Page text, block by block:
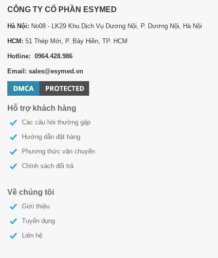
CÔNG TY CỔ PHẦN ESYMED
Hà Nội: No08 - LK29 Khu Dịch Vụ Dương Nội, P. Dương Nội, Hà Nội
HCM: 51 Thép Mới, P. Bảy Hiền, TP. HCM
Hotline: 0964.428.986
Email: sales@esymed.vn
Hỗ trợ khách hàng
Các câu hỏi thường gặp
Hướng dẫn đặt hàng
Phương thức vận chuyển
Chính sách đổi trả
Về chúng tôi
Giới thiệu
Tuyển dụng
Liên hệ